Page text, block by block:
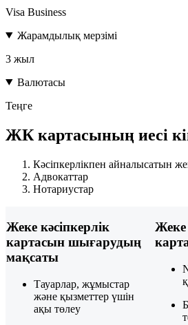
Visa Business
Жарамдылық мерзімі
3 жыл
Валютасы
Теңге
ЖК картасының иесі
Кәсіпкерлікпен айналысатын
Адвокаттар
Нотариустар
Жеке кәсіпкерлік
картасын шығарудың
мақсаты
Тауарлар, жұмыстар
және қызметтер үшін
ақы төлеу
Жеке